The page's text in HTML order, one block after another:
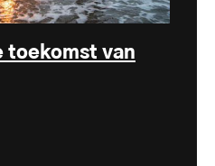
toekomst van